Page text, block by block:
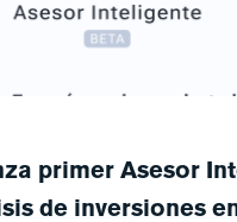
primer Asesor
de inversiones